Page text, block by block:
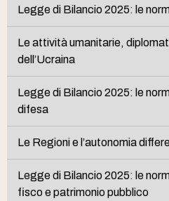
Legge di Bilancio 2025: le
Le attività umanitarie,
dell’Ucraina
Legge di Bilancio 2025: le
difesa
Le Regioni e l’autonomia
Legge di Bilancio 2025: le
fisco e patrimonio pubblico